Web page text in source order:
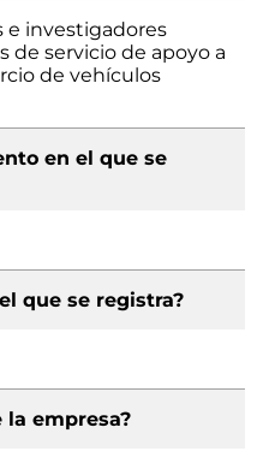
e investigadores
de servicio de apoyo a
de vehículos
en el que se
que se registra?
la empresa?